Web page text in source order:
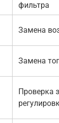
фильтра
Замена
Замена
Проверка